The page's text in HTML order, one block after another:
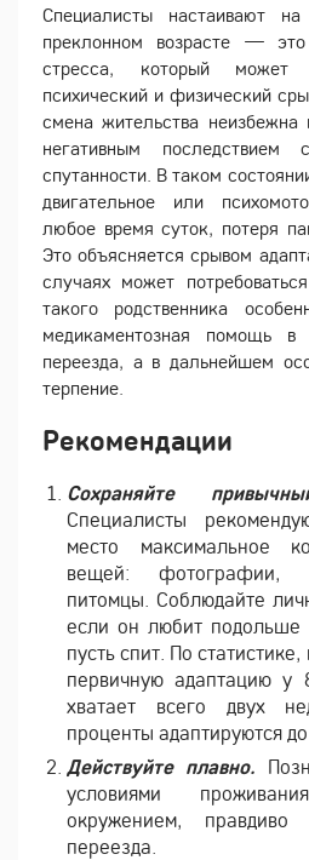
Специалисты настаивают
преклонном возрасте —
стресса, который
психический и физический
смена жительства
негативным последствием
спутанности. В таком
двигательное или
любое время суток, потеря
Это объясняется срывом
случаях может
такого родственника
медикаментозная помощь
переезда, а в дальнейшем
терпение.
Рекомендации
Сохраняйте
Специалисты
место максимальное
вещей: фотографии,
питомцы. Соблюдайте
если он любит
пусть спит. По
первичную адаптацию
хватает всего двух
проценты адаптируются
Действуйте плавно.
условиями
окружением, правдиво
переезда.